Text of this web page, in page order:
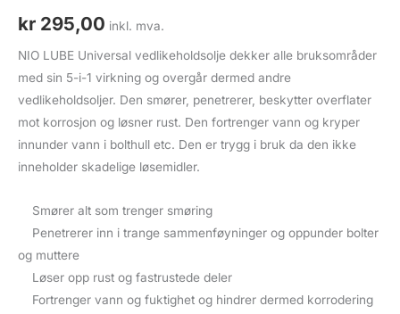
kr 295,00 inkl. mva.
NIO LUBE Universal vedlikeholdsolje dekker alle bruksområder
med sin 5-i-1 virkning og overgår dermed andre
vedlikeholdsoljer. Den smører, penetrerer, beskytter overflater
mot korrosjon og løsner rust. Den fortrenger vann og kryper
innunder vann i bolthull etc. Den er trygg i bruk da den ikke
inneholder skadelige løsemidler.
Smører alt som trenger smøring
Penetrerer inn i trange sammenføyninger og oppunder bolter
og muttere
Løser opp rust og fastrustede deler
Fortrenger vann og fuktighet og hindrer dermed korrodering